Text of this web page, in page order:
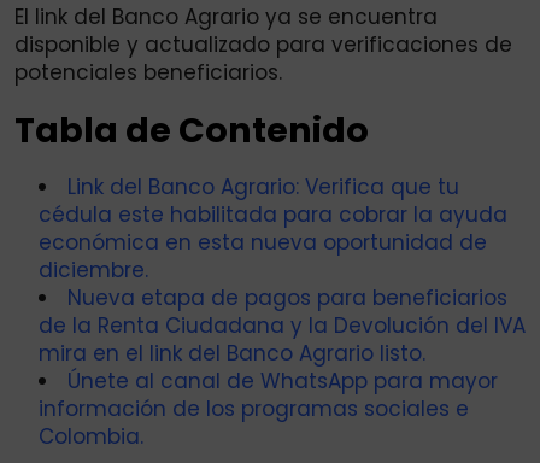
El link del Banco Agrario ya se encuentra
disponible y actualizado para verificaciones de
potenciales beneficiarios.
Tabla de Contenido
Link del Banco Agrario: Verifica que tu
cédula este habilitada para cobrar la ayuda
económica en esta nueva oportunidad de
diciembre.
Nueva etapa de pagos para beneficiarios
de la Renta Ciudadana y la Devolución del IVA
mira en el link del Banco Agrario listo.
Únete al canal de WhatsApp para mayor
información de los programas sociales e
Colombia.